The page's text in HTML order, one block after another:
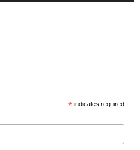
* indicates required